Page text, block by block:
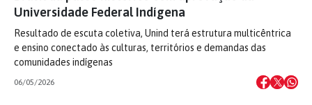
Universidade Federal Indígena
Resultado de escuta coletiva, Unind terá estrutura multicêntrica
e ensino conectado às culturas, territórios e demandas das
comunidades indígenas
06/05/2026